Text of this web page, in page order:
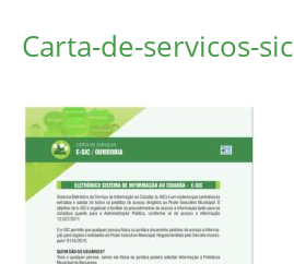
Carta-de-servicos-sic